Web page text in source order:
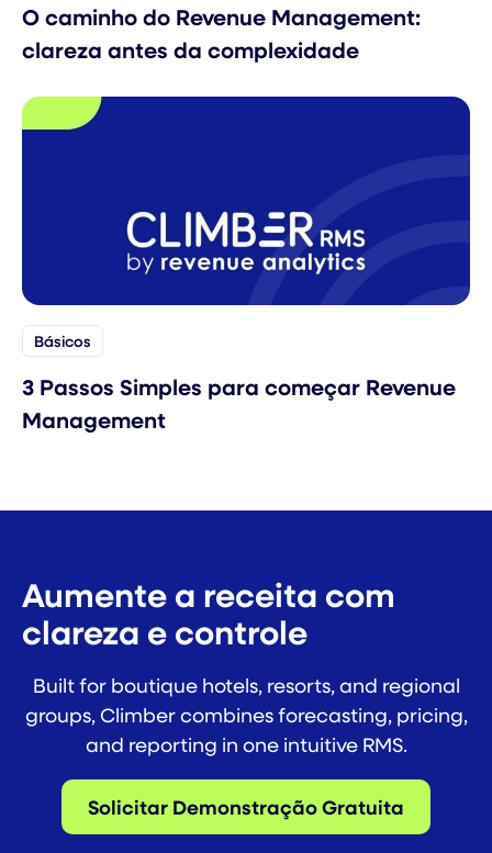
O caminho do Revenue Management:
clareza antes da complexidade
Básicos
3 Passos Simples para começar Revenue
Management
Aumente a receita com
clareza e controle
Built for boutique hotels, resorts, and regional
groups, Climber combines forecasting, pricing,
and reporting in one intuitive RMS.
Solicitar Demonstração Gratuita